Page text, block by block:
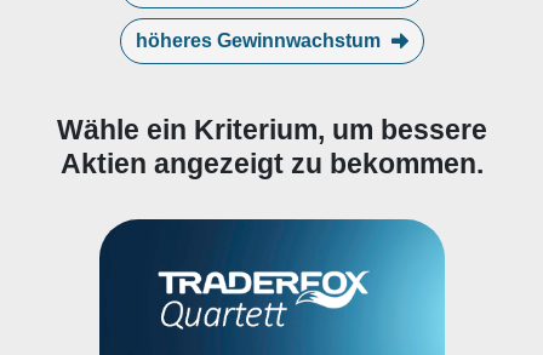
höheres Gewinnwachstum
Wähle ein Kriterium, um bessere
Aktien angezeigt zu bekommen.